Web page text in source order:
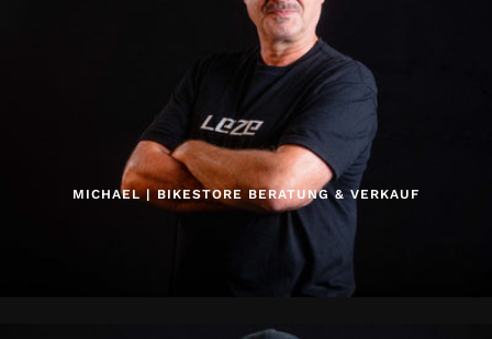
MICHAEL | BIKESTORE BERATUNG & VERKAUF